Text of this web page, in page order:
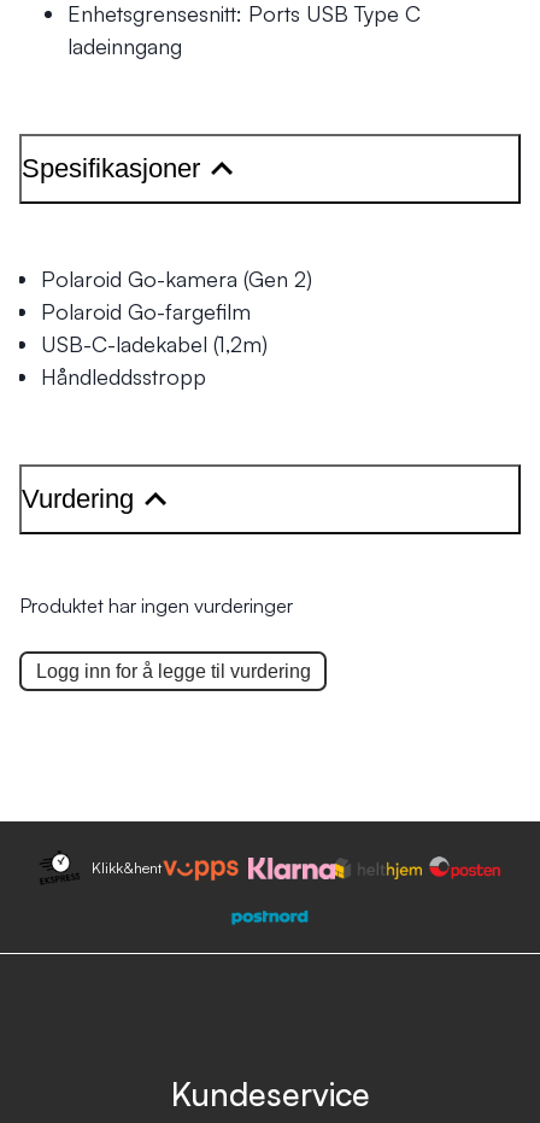
Enhetsgrensesnitt: Ports USB Type C
ladeinngang
Spesifikasjoner
Polaroid Go-kamera (Gen 2)
Polaroid Go-fargefilm
USB-C-ladekabel (1,2m)
Håndleddsstropp
Vurdering
Produktet har ingen vurderinger
Logg inn for å legge til vurdering
Klikk&hent
Kundeservice